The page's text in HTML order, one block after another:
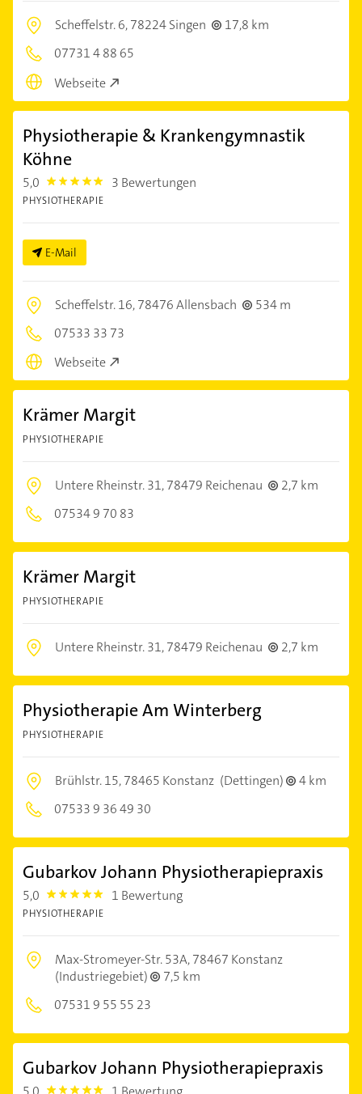
Scheffelstr. 6,78224 Singen
17,8 km
07731 4 88 65
Webseite
Physiotherapie & Krankengymnastik
Köhne
5,0 5.0 3 Bewertungen
PHYSIOTHERAPIE
E-Mail
Scheffelstr. 16,78476 Allensbach
534 m
07533 33 73
Webseite
Krämer Margit
PHYSIOTHERAPIE
Untere Rheinstr. 31,78479 Reichenau
2,7 km
07534 9 70 83
Krämer Margit
PHYSIOTHERAPIE
Untere Rheinstr. 31,78479 Reichenau 2,7 km
Physiotherapie Am Winterberg
PHYSIOTHERAPIE
Brühlstr. 15,78465 Konstanz (Dettingen)
4 km
07533 9 36 49 30
Gubarkov Johann Physiotherapiepraxis
5,0 5.0 1 Bewertung
PHYSIOTHERAPIE
Max-Stromeyer-Str. 53A,78467 Konstanz
(Industriegebiet)
7,5 km
07531 9 55 55 23
Gubarkov Johann Physiotherapiepraxis